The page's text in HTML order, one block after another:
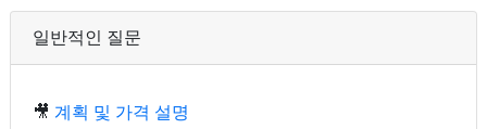
일반적인 질문
🎥 계획 및 가격 설명